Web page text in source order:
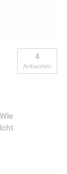
4
Antworten